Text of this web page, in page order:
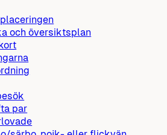
och översiktsplan
par